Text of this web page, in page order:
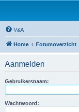
V&A
Home Forumoverzicht
Aanmelden
Gebruikersnaam:
Wachtwoord: